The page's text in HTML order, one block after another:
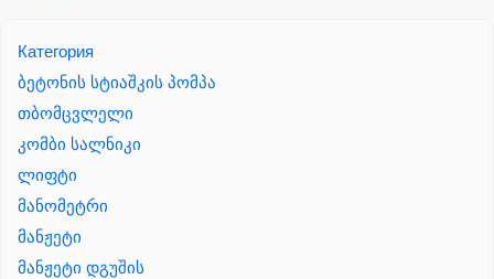
Категория
ბეტონის სტიაშკის პომპა
თბომცვლელი
კომბი სალნიკი
ლიფტი
მანომეტრი
მანჟეტი
მანჟეტი დგუშის